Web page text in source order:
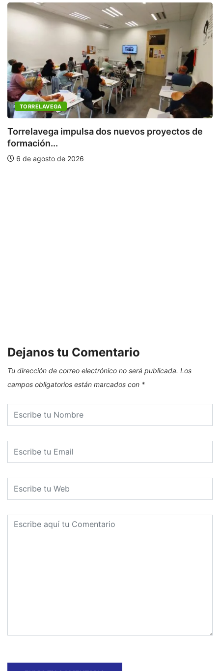
TORRELAVEGA
Torrelavega impulsa dos nuevos proyectos de
formación...
6 de agosto de 2026
Dejanos tu Comentario
Tu dirección de correo electrónico no será publicada. Los
campos obligatorios están marcados con *